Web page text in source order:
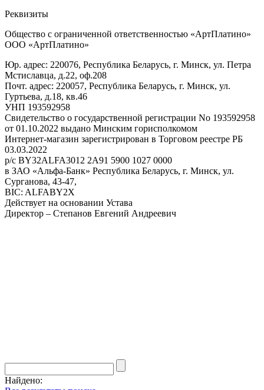
Реквизиты
Общество с ограниченной ответственностью «АртПлатино»
ООО «АртПлатино»
Юр. адрес: 220076, Республика Беларусь, г. Минск, ул. Петра
Мстиславца, д.22, оф.208
Почт. адрес: 220057, Республика Беларусь, г. Минск, ул.
Гуртьева, д.18, кв.46
УНП 193592958
Свидетельство о государственной регистрации No 193592958
от 01.10.2022 выдано Минским горисполкомом
Интернет-магазин зарегистрирован в Торговом реестре РБ
03.03.2022
р/с BY32ALFA3012 2A91 5900 1027 0000
в ЗАО «Альфа-Банк» Республика Беларусь, г. Минск, ул.
Сурганова, 43-47,
BIC: ALFABY2X
Действует на основании Устава
Директор – Степанов Евгений Андреевич
Найдено: